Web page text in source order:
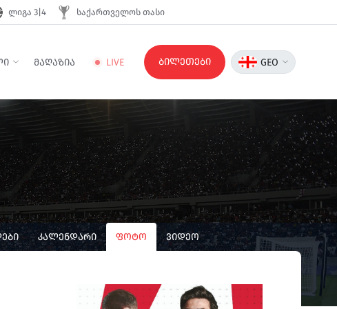
ლიგა 3|4 საქართველოს თასი
ᲛᲐᲦᲐᲖᲘᲐ LIVE ბილეთები GEO
ᲙᲐᲚᲔᲜᲓᲐᲠᲘ ᲤᲝᲢᲝ ᲕᲘᲓᲔᲝ